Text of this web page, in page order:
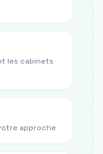
les cabinets
approche